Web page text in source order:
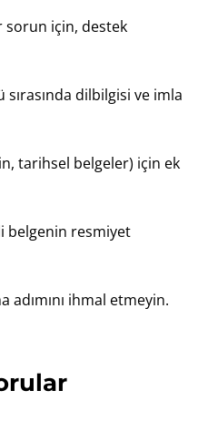
sorun için, destek
sırasında dilbilgisi ve imla
tarihsel belgeler) için ek
belgenin resmiyet
adımını ihmal etmeyin.